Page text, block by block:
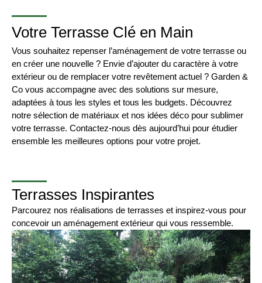
Votre Terrasse Clé en Main
Vous souhaitez repenser l’aménagement de votre terrasse ou
en créer une nouvelle ? Envie d’ajouter du caractère à votre
extérieur ou de remplacer votre revêtement actuel ? Garden &
Co vous accompagne avec des solutions sur mesure,
adaptées à tous les styles et tous les budgets. Découvrez
notre sélection de matériaux et nos idées déco pour sublimer
votre terrasse. Contactez-nous dès aujourd’hui pour étudier
ensemble les meilleures options pour votre projet.
Terrasses Inspirantes
Parcourez nos réalisations de terrasses et inspirez-vous pour
concevoir un aménagement extérieur qui vous ressemble.